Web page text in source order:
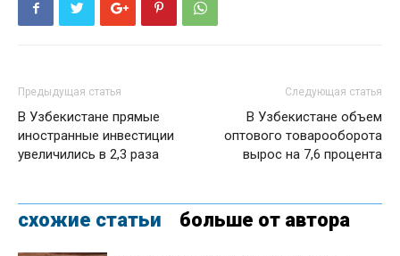
Предыдущая статья
В Узбекистане прямые
иностранные инвестиции
увеличились в 2,3 раза
Следующая статья
В Узбекистане объем
оптового товарооборота
вырос на 7,6 процента
схожие статьи больше от автора